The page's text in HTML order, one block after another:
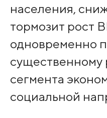
населения,
тормозит рост
одновременно
существенному
сегмента
социальной